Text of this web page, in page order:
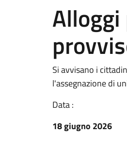
Si avvisano i
l'assegnazione di
Data :
18 giugno 2026